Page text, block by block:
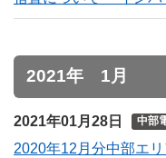
2021年 1月
2021年01月28日 中部
2020年12月分中部エ